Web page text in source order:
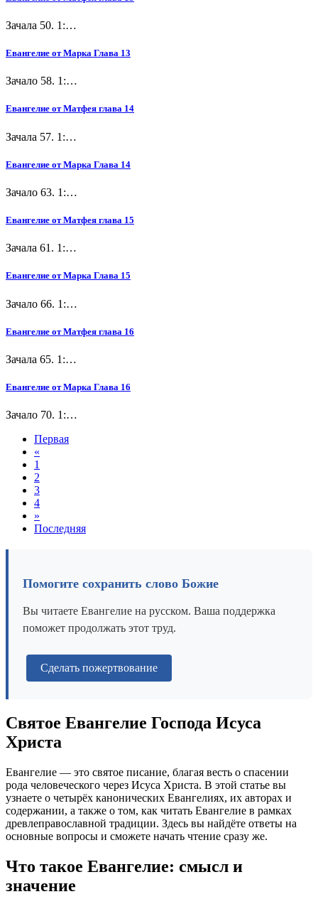
Зачала 50. 1:…
Евангелие от Марка Глава 13
Зачало 58. 1:…
Евангелие от Матфея глава 14
Зачала 57. 1:…
Евангелие от Марка Глава 14
Зачало 63. 1:…
Евангелие от Матфея глава 15
Зачала 61. 1:…
Евангелие от Марка Глава 15
Зачало 66. 1:…
Евангелие от Матфея глава 16
Зачала 65. 1:…
Евангелие от Марка Глава 16
Зачало 70. 1:…
Первая
«
1
2
3
4
»
Последняя
Помогите сохранить слово Божие
Вы читаете Евангелие на русском. Ваша поддержка
поможет продолжать этот труд.
Сделать пожертвование
Святое Евангелие Господа Исуса
Христа
Евангелие — это святое писание, благая весть о спасении
рода человеческого через Исуса Христа. В этой статье вы
узнаете о четырёх канонических Евангелиях, их авторах и
содержании, а также о том, как читать Евангелие в рамках
древлеправославной традиции. Здесь вы найдёте ответы на
основные вопросы и сможете начать чтение сразу же.
Что такое Евангелие: смысл и
значение